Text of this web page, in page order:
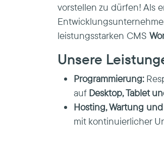
vorstellen zu dürfen! Als
leistungsstarken CMS
Unsere
Programmierung:
auf Desktop, Tablet
Hosting, Wartung
mit kontinuierlicher